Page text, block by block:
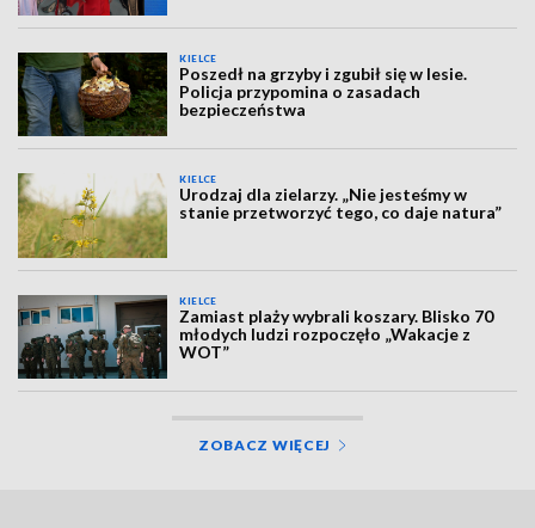
KIELCE
Poszedł na grzyby i zgubił się w lesie.
Policja przypomina o zasadach
bezpieczeństwa
KIELCE
Urodzaj dla zielarzy. „Nie jesteśmy w
stanie przetworzyć tego, co daje natura”
KIELCE
Zamiast plaży wybrali koszary. Blisko 70
młodych ludzi rozpoczęło „Wakacje z
WOT”
ZOBACZ WIĘCEJ